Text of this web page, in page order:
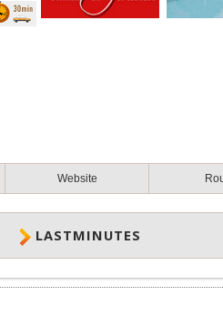
Website
LASTMINUTES